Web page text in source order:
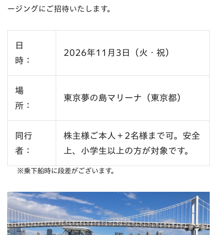
ージングにご招待いたします。
日
時：
2026年11月3日（火・祝）
場
所：
東京夢の島マリーナ（東京都）
同行
者：
株主様ご本人＋2名様まで可。安全
上、小学生以上の方が対象です。
※乗下船時に段差がございます。